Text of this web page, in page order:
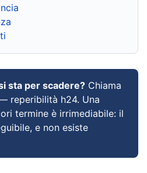
sta per scadere? Chiama
reperibilità h24. Una
termine è irrimediabile: il
e non esiste